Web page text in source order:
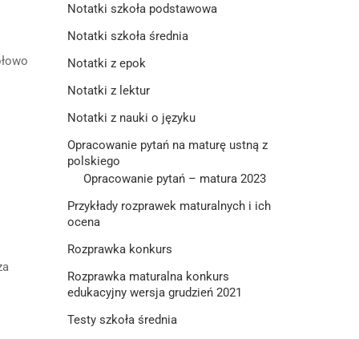
Notatki szkoła podstawowa
Notatki szkoła średnia
Notatki z epok
Notatki z lektur
Notatki z nauki o języku
Opracowanie pytań na maturę ustną z
polskiego
Opracowanie pytań – matura 2023
Przykłady rozprawek maturalnych i ich
ocena
Rozprawka konkurs
Rozprawka maturalna konkurs
edukacyjny wersja grudzień 2021
Testy szkoła średnia